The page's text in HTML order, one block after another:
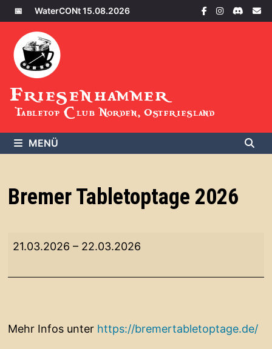
Zum
Inhalt
springen
📅 WaterCONt 15.08.2026
Friesenhammer
Tabletop Club Norden, Ostfriesland
MENÜ
Bremer Tabletoptage 2026
Bremer
2026
21.03.2026 – 22.03.2026
Mehr Infos unterhttps://bremertabletoptage.de/